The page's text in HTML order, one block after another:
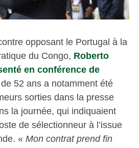
opposant le Portugal à la
du Congo, Roberto
en conférence de
de 52 ans a notamment été
sorties dans la presse
la journée, qui indiquaient
de sélectionneur à l’issue
« Mon contrat prend fin